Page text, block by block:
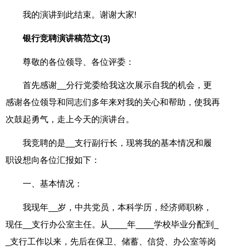
我的演讲到此结束。谢谢大家!
银行竞聘演讲稿范文(3)
尊敬的各位领导、各位评委：
首先感谢__分行党委给我这次展示自我的机会，更
感谢各位领导和同志们多年来对我的关心和帮助，使我再
次鼓起勇气，走上今天的演讲台。
我竞聘的是__支行副行长，现将我的基本情况和履
职设想向各位汇报如下：
一、基本情况：
我现年__岁，中共党员，本科学历，经济师职称，
现任__支行办公室主任。从____年____学校毕业分配到_
_支行工作以来，先后在保卫、储蓄、信贷、办公室等岗